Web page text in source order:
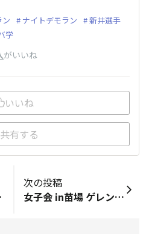
ン ナイトデモラン
新井選手
学
がいいね
いいね
共有する
😎
次の投稿
女子会 in苗場 ゲレンデタクシー🚕 1日目⭐︎